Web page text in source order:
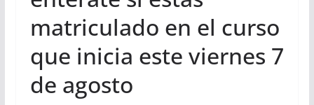
matriculado en el curso
que inicia este viernes 7
de agosto